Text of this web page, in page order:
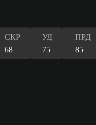
СКР
68
УД
75
ПРД
85